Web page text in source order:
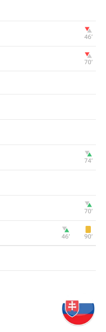
46‎’‎
70‎’‎
74‎’‎
70‎’‎
46‎’‎ 90‎’‎